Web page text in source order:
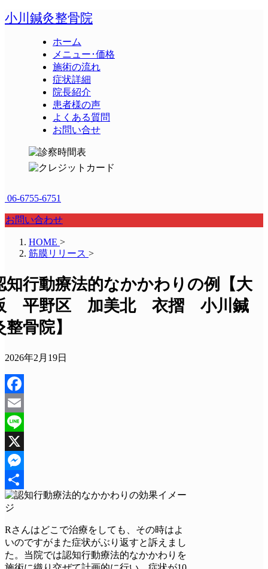
小川鍼灸整骨院
ホーム
メニュー･価格
施術の流れ
症状詳細
院長紹介
患者様の声
よくある質問
お問い合せ
06-6755-6751
お問い合わせ
HOME >
筋膜リリース >
知行動療法的なかかわりの例【大
平野区 加美北 衣摺 小川鍼
整骨院】
2026年2月19日
Facebook
Email
Line
X
Messenger
共
Rさんはどこで治療をしても、その時はよ
いのですがまた症状がぶり返すと訴えまし
た。当院では認知行動療法的なかかわりを